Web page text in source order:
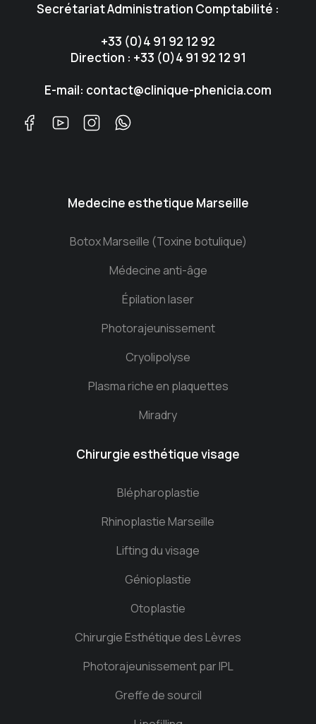
Secrétariat Administration Comptabilité :
+33 (0)4 91 92 12 92
Direction : +33 (0)4 91 92 12 91
E-mail: contact@clinique-phenicia.com
Medecine esthetique Marseille
Botox Marseille (Toxine botulique)
Médecine anti-âge
Épilation laser
Photorajeunissement
Cryolipolyse
Plasma riche en plaquettes
Miradry
Chirurgie esthétique visage
Blépharoplastie
Rhinoplastie Marseille
Lifting du visage
Génioplastie
Otoplastie
Chirurgie Esthétique des Lèvres
Photorajeunissement par IPL
Greffe de sourcil